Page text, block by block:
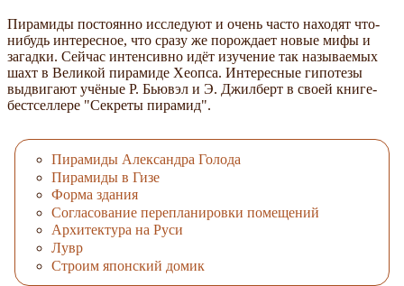
Пирамиды постоянно исследуют и очень часто находят что-
нибудь интересное, что сразу же порождает новые мифы и
загадки. Сейчас интенсивно идёт изучение так называемых
шахт в Великой пирамиде Хеопса. Интересные гипотезы
выдвигают учёные Р. Бьювэл и Э. Джилберт в своей книге-
бестселлере "Секреты пирамид".
Пирамиды Александра Голода
Пирамиды в Гизе
Форма здания
Согласование перепланировки помещений
Архитектура на Руси
Лувр
Строим японский домик